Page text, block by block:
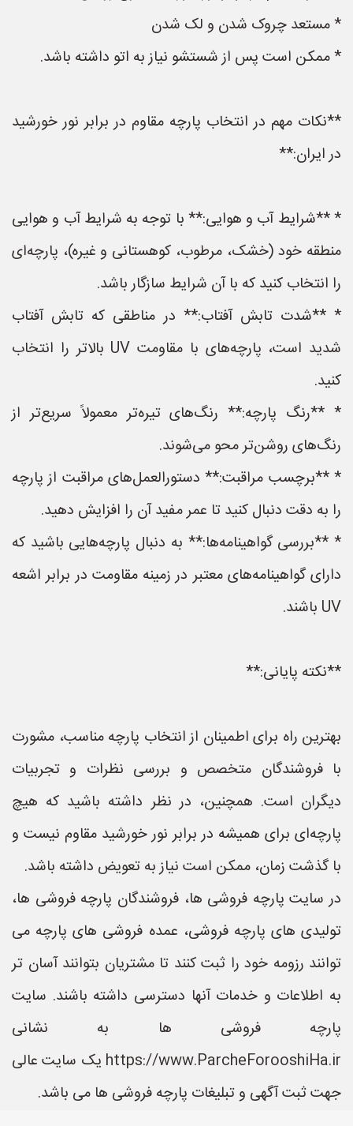
* مستعد چروک شدن و لک شدن
* ممکن است پس از شستشو نیاز به اتو داشته باشد.
**نکات مهم در انتخاب پارچه مقاوم در برابر نور خورشید
در ایران:**
* **شرایط آب و هوایی:** با توجه به شرایط آب و هوایی
منطقه خود (خشک، مرطوب، کوهستانی و غیره)، پارچه‌ای
را انتخاب کنید که با آن شرایط سازگار باشد.
* **شدت تابش آفتاب:** در مناطقی که تابش آفتاب
شدید است، پارچه‌های با مقاومت UV بالاتر را انتخاب
کنید.
* **رنگ پارچه:** رنگ‌های تیره‌تر معمولاً سریع‌تر از
رنگ‌های روشن‌تر محو می‌شوند.
* **برچسب مراقبت:** دستورالعمل‌های مراقبت از پارچه
را به دقت دنبال کنید تا عمر مفید آن را افزایش دهید.
* **بررسی گواهینامه‌ها:** به دنبال پارچه‌هایی باشید که
دارای گواهینامه‌های معتبر در زمینه مقاومت در برابر اشعه
UV باشند.
**نکته پایانی:**
بهترین راه برای اطمینان از انتخاب پارچه مناسب، مشورت
با فروشندگان متخصص و بررسی نظرات و تجربیات
دیگران است. همچنین، در نظر داشته باشید که هیچ
پارچه‌ای برای همیشه در برابر نور خورشید مقاوم نیست و
با گذشت زمان، ممکن است نیاز به تعویض داشته باشد.
در سایت پارچه فروشی ها، فروشندگان پارچه فروشی ها،
تولیدی های پارچه فروشی، عمده فروشی های پارچه می
توانند رزومه خود را ثبت کنند تا مشتریان بتوانند آسان تر
به اطلاعات و خدمات آنها دسترسی داشته باشند. سایت
پارچه فروشی ها به نشانی
https://www.ParcheForooshiHa.ir یک سایت عالی
جهت ثبت آگهی و تبلیغات پارچه فروشی ها می باشد.